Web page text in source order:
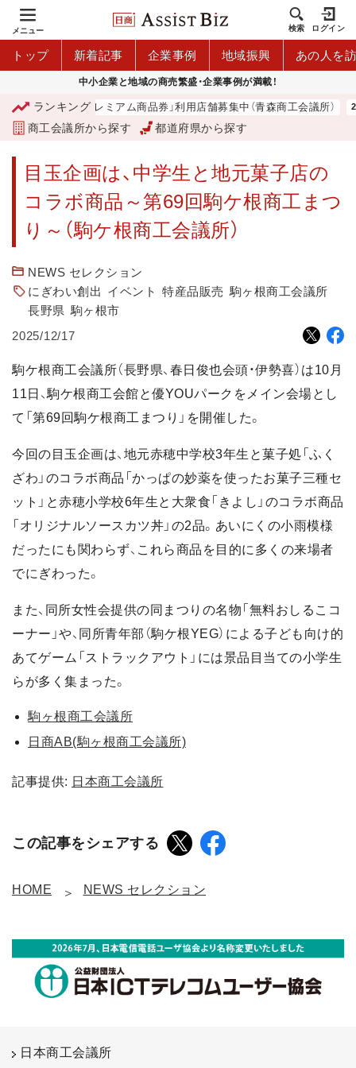
メニュー 検索 ログイン
トップ 新着記事 企業事例 地域振興 あの人を
中小企業と地域の商売繁盛・企業事例が満載！
ランキング
「青森市プレミアム商品券」利用店舗募集中（青森商工会議所）
商工会議所から探す 都道府県から探す
目玉企画は、中学生と地元菓子店の
コラボ商品～第69回駒ケ根商工まつ
り～（駒ケ根商工会議所）
NEWS セレクション
にぎわい創出 イベント 特産品販売 駒ヶ根商工会議所
長野県 駒ヶ根市
2025/12/17
駒ケ根商工会議所（長野県、春日俊也会頭・伊勢喜）は10月
11日、駒ケ根商工会館と優YOUパークをメイン会場とし
て「第69回駒ケ根商工まつり」を開催した。
今回の目玉企画は、地元赤穂中学校3年生と菓子処「ふく
ざわ」のコラボ商品「かっぱの妙薬を使ったお菓子三種セ
ット」と赤穂小学校6年生と大衆食「きよし」のコラボ商品
「オリジナルソースカツ丼」の2品。あいにくの小雨模様
だったにも関わらず、これら商品を目的に多くの来場者
でにぎわった。
また、同所女性会提供の同まつりの名物「無料おしるこコ
ーナー」や、同所青年部（駒ケ根YEG）による子ども向け的
あてゲーム「ストラックアウト」には景品目当ての小学生
らが多く集まった。
駒ヶ根商工会議所
日商AB(駒ヶ根商工会議所)
記事提供: 日本商工会議所
この記事をシェアする
HOME NEWS セレクション
日本商工会議所